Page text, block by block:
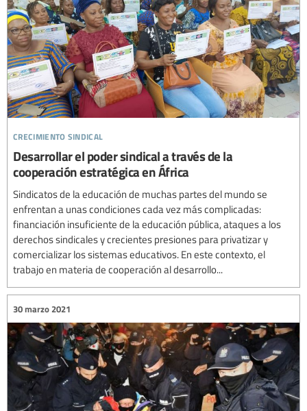
crecimiento sindical
Desarrollar el poder sindical a través de la
cooperación estratégica en África
Sindicatos de la educación de muchas partes del mundo se
enfrentan a unas condiciones cada vez más complicadas:
financiación insuficiente de la educación pública, ataques a los
derechos sindicales y crecientes presiones para privatizar y
comercializar los sistemas educativos. En este contexto, el
trabajo en materia de cooperación al desarrollo...
30 marzo 2021